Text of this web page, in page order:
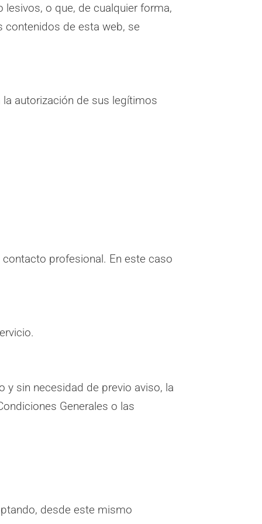
o que, de cualquier forma,
contenidos de esta web, se
autorización de sus legítimos
profesional. En este caso
y sin necesidad de previo aviso, la
Generales o las
desde este mismo